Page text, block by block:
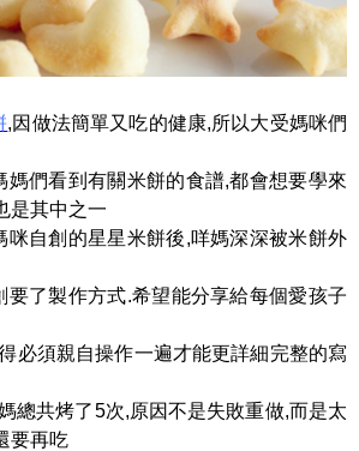
,因做法簡單又吃的健康,所以大受媽咪們
媽們看到有關米餅的食譜,都會想要學來
是其中之一
咪自創的星星米餅後,咩媽深深被米餅外
要了製作方式.希望能分享給每個愛孩子
必須親自操作一遍才能更詳細完整的寫
總共烤了5次,原因不是失敗重做,而是太
要再吃